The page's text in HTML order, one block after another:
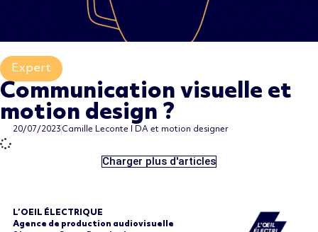
Expert
Communication visuelle et
motion design ?
20/07/2023 Camille Leconte I DA et motion designer
Charger plus d'articles
L’OEIL ÉLECTRIQUE
Agence de production audiovisuelle